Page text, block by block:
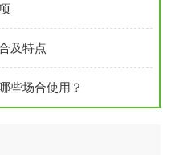
及特点
些场合使用？